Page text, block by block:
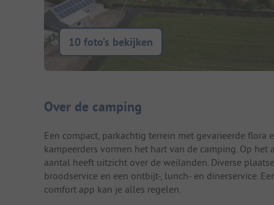
10 foto’s bekijken
Camping introductie
Over de camping
Een compact, parkachtig terrein met gevarieerde
kampeerders vormen het hart van de camping. Op
aantal heeft uitzicht over de weilanden. Diverse
broodservice en een ontbijt-, lunch- en dinerservice.
comfort app kan je alles regelen.